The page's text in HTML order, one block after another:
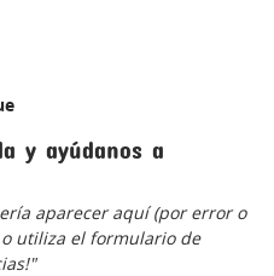
y ayúdanos a
aparecer aquí (por error o
utiliza el formulario de